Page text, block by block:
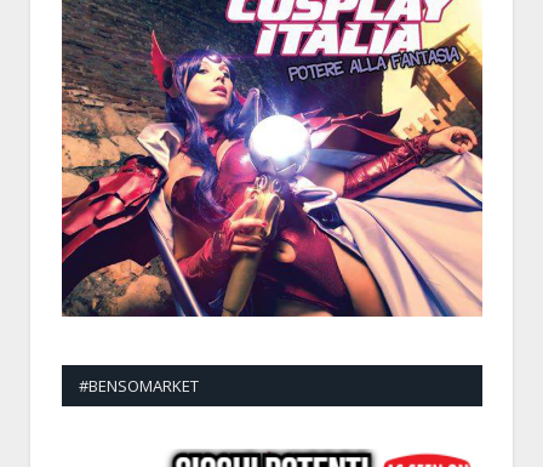
#BENSOMARKET